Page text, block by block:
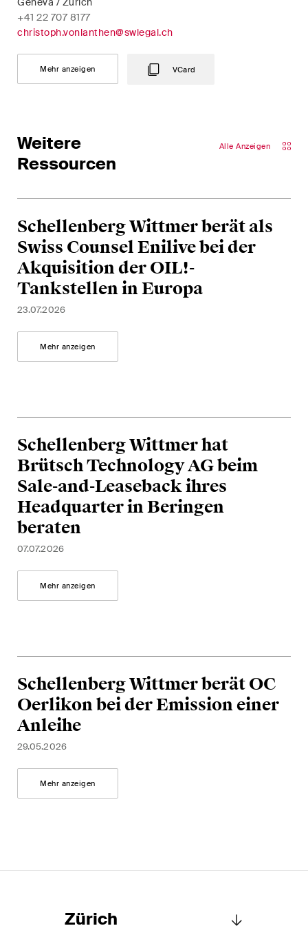
+41 22 707 8177
christoph.vonlanthen@swlegal.ch
Mehr anzeigen VCard
Weitere
Ressourcen
Alle Anzeigen
Schellenberg Wittmer berät als
Swiss Counsel Enilive bei der
Akquisition der OIL!-
Tankstellen in Europa
23.07.2026
Mehr anzeigen
Schellenberg Wittmer hat
Brütsch Technology AG beim
Sale-and-Leaseback ihres
Headquarter in Beringen
beraten
07.07.2026
Mehr anzeigen
Schellenberg Wittmer berät OC
Oerlikon bei der Emission einer
Anleihe
29.05.2026
Mehr anzeigen
Zürich
Regelmässige Einblicke und
Updates zu wichtigen
schnell verändernden
Umgebung von Umwelt-,
The Board's View
schnell verändernden Welt der
Unternehmen Governance für
Verwaltungsratsmitglieder von
Schweizer Unternehmen.
The M&A Perspective
Ein regelmässiger Blick aus
einer einzigartigen M&A-
Perspektive auf rechtliche
gesellschaftliche Trends in der
Schweiz.
Ich habe die Datenschutzerklärung
uns akzeptiert*
Diese Website ist durch reCAPTCHA geschützt und es gelten die Google-
DatenschutzerklärungundNutzungsbedingungen